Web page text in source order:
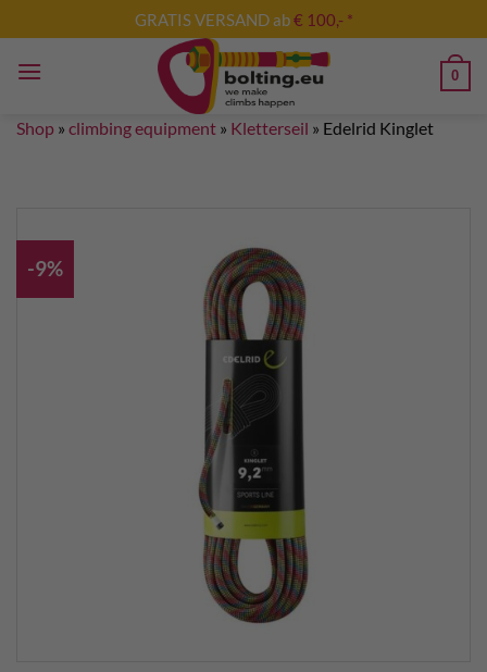
to
content
GRATIS VERSAND ab€ 100,- *
0
Shop » climbing equipment » Kletterseil » Edelrid Kinglet
-9%